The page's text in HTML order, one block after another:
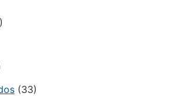
(33)